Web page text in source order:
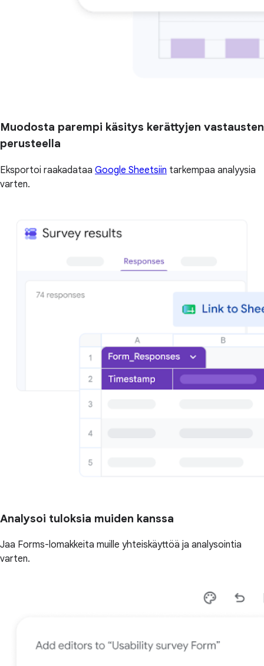
Muodosta parempi käsitys kerättyjen vastausten
perusteella
Eksportoi raakadataa Google Sheetsiin tarkempaa analyysia
varten.
Analysoi tuloksia muiden kanssa
Jaa Forms-lomakkeita muille yhteiskäyttöä ja analysointia
varten.